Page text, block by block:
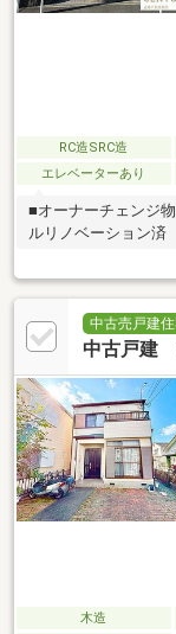
RC造SRC造
エレベーターあり
■オーナーチェンジ
ルリノベーション済
中古売戸建
中古戸建
木造